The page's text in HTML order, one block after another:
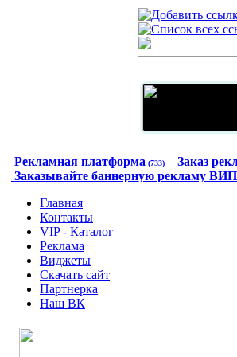
Рекламная платформа (733) Заказ
Заказывайте баннерную рекламу ВИП
Главная
Контакты
VIP - Каталог
Реклама
Виджеты
Скачать сайт
Партнерка
Наш ВК